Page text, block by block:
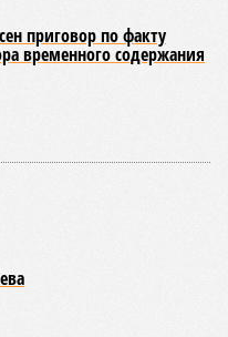
жертвой
мошенников и
0
в Башкирию
нового владельца